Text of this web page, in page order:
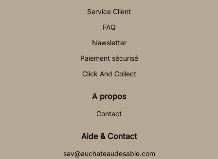
Service Client
FAQ
Newsletter
Paiement sécurisé
Click And Collect
A propos
Contact
Aide & Contact
sav@auchateaudesable.com